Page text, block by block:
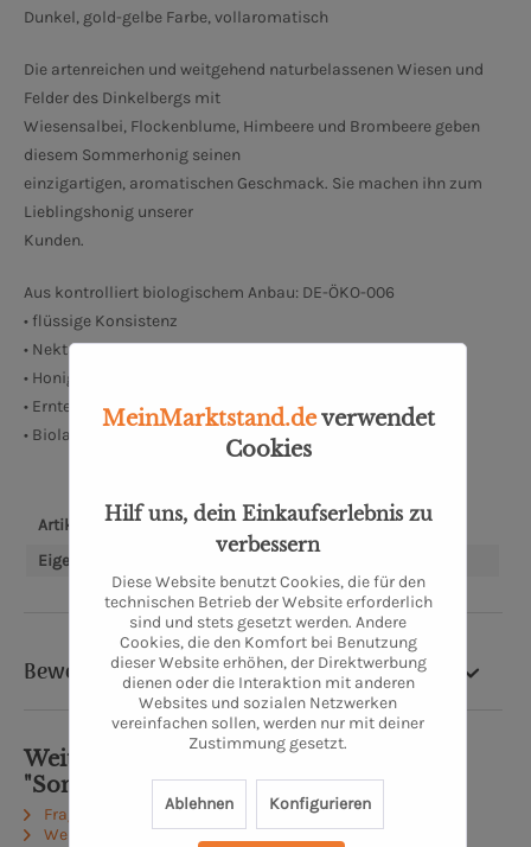
Dunkel, gold-gelbe Farbe, vollaromatisch
Die artenreichen und weitgehend naturbelassenen Wiesen und
Felder des Dinkelbergs mit
Wiesensalbei, Flockenblume, Himbeere und Brombeere geben
diesem Sommerhonig seinen
einzigartigen, aromatischen Geschmack. Sie machen ihn zum
Lieblingshonig unserer
Kunden.
Aus kontrolliert biologischem Anbau: DE-ÖKO-006
• flüssige Konsistenz
• Nektar aus Wald, Wiesen und Feldern des Dinkelbergs
• Honig für jede Gelegenheit
• Erntezeit: Juni/Juli
• Bioland Betrieb Nr.700406
Artikel-Nr.:
SW10963.1
Eigenschaften:
Bewertung
Weiterführende Links zu
"Sommerblütenhonig"
Fragen zum Artikel?
Weitere Artikel von Beepresent
MeinMarktstand.deverwendet
Cookies
Hilf uns, dein Einkaufserlebnis zu
verbessern
Diese Website benutzt Cookies, die für den
technischen Betrieb der Website erforderlich
sind und stets gesetzt werden. Andere
Cookies, die den Komfort bei Benutzung
dieser Website erhöhen, der Direktwerbung
dienen oder die Interaktion mit anderen
Websites und sozialen Netzwerken
vereinfachen sollen, werden nur mit deiner
Zustimmung gesetzt.
Ablehnen Konfigurieren